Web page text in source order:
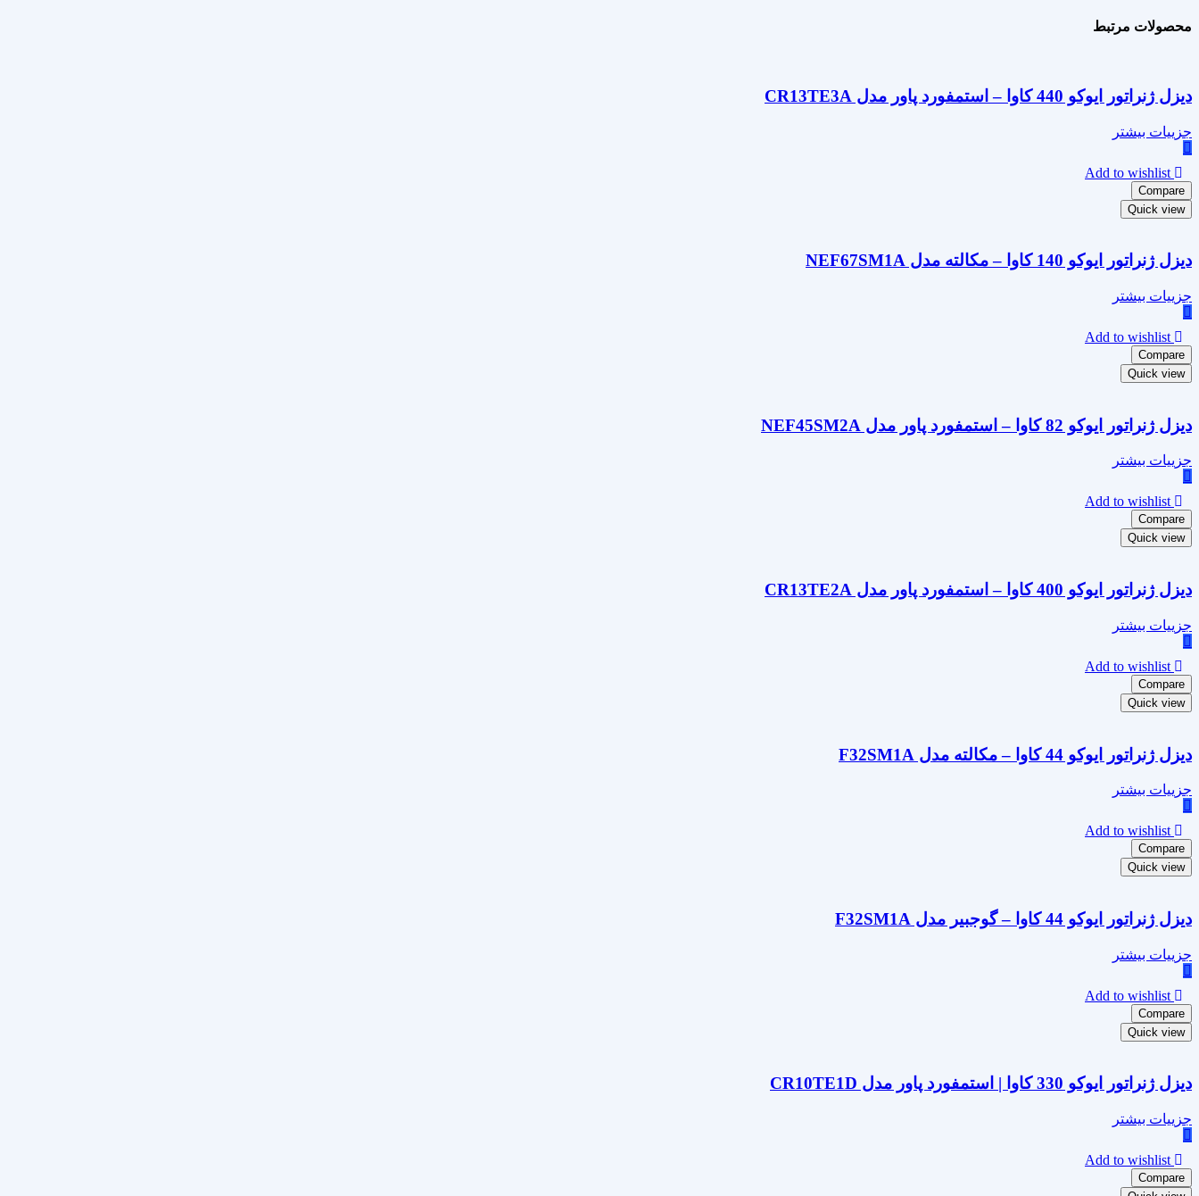
محصولات مرتبط
دیزل ژنراتور ایوکو 440 کاوا – استمفورد پاور مدل CR13TE3A
جزییات بیشتر
Add to wishlist
Compare
Quick view
دیزل ژنراتور ایوکو 140 کاوا – مکالته مدل NEF67SM1A
جزییات بیشتر
Add to wishlist
Compare
Quick view
دیزل ژنراتور ایوکو 82 کاوا – استمفورد پاور مدل NEF45SM2A
جزییات بیشتر
Add to wishlist
Compare
Quick view
دیزل ژنراتور ایوکو 400 کاوا – استمفورد پاور مدل CR13TE2A
جزییات بیشتر
Add to wishlist
Compare
Quick view
دیزل ژنراتور ایوکو 44 کاوا – مکالته مدل F32SM1A
جزییات بیشتر
Add to wishlist
Compare
Quick view
دیزل ژنراتور ایوکو 44 کاوا – گوجبیر مدل F32SM1A
جزییات بیشتر
Add to wishlist
Compare
Quick view
دیزل ژنراتور ایوکو 330 کاوا | استمفورد پاور مدل CR10TE1D
جزییات بیشتر
Add to wishlist
Compare